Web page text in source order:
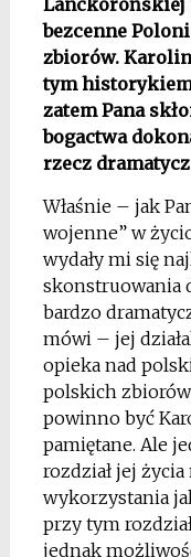
Lanckorońskiej
bezcenne
zbiorów.
tym
zatem Pana
bogactwa
rzecz
Właśnie – jak
wojenne” w
wydały mi się
skonstruowania
bardzo
mówi – jej
opieka nad
polskich
powinno być
pamiętane. Ale
rozdział jej życia
wykorzystania
przy tym
jednak